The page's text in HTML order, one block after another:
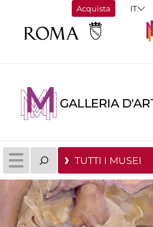
Acquista
GALLERIA
TUTTI I MUSEI